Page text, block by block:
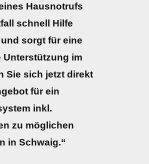
Hausnotrufs
schnell Hilfe
sorgt für eine
im
Sie sich jetzt direkt
für ein
inkl.
zu möglichen
in Schwaig.“